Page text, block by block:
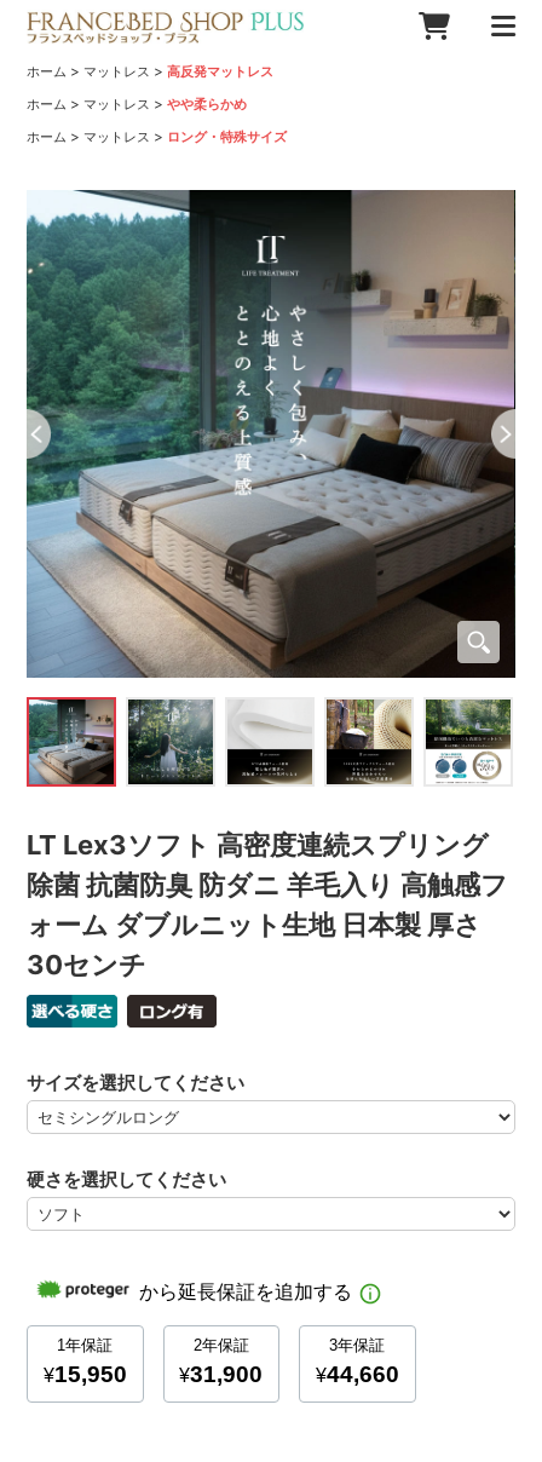
ホーム > マットレス >高反発マットレス
ホーム > マットレス >やや柔らかめ
ホーム > マットレス > ロング・特殊サイズ
LT Lex3ソフト 高密度連続スプリング
除菌 抗菌防臭 防ダニ 羊毛入り 高触感フ
ォーム ダブルニット生地 日本製 厚さ
30センチ
サイズを選択してください
硬さを選択してください